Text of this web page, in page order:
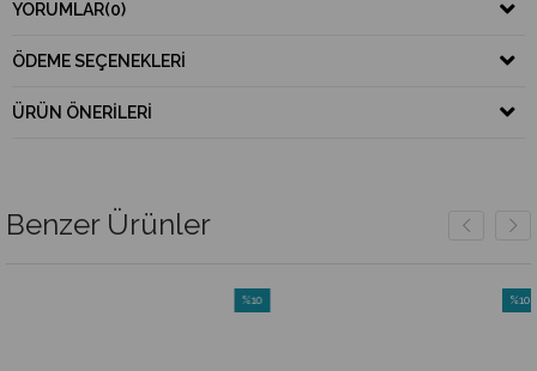
YORUMLAR(0)
ÖDEME SEÇENEKLERI
ÜRÜN ÖNERILERI
Benzer Ürünler
%10
%10